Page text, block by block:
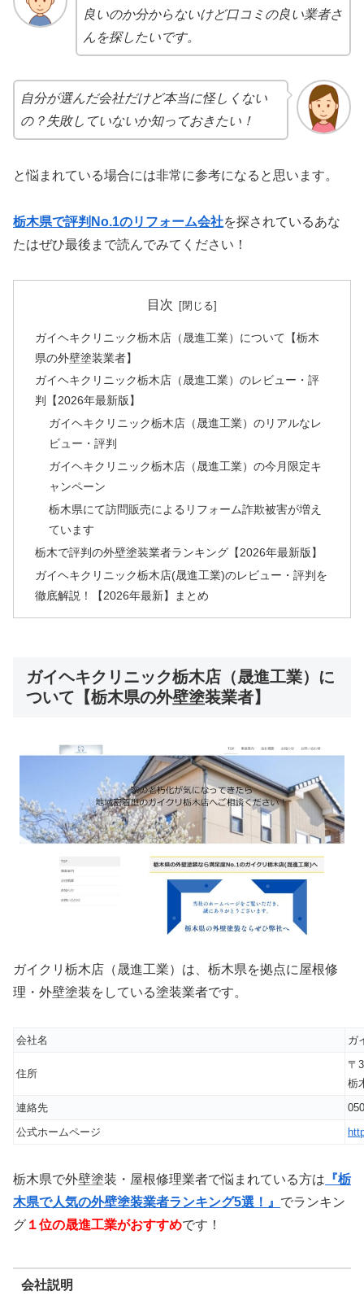
良いのか分からないけど口コミの良い業者さ
んを探したいです。
自分が選んだ会社だけど本当に怪しくない
の？失敗していないか知っておきたい！
と悩まれている場合には非常に参考になると思います。
栃木県で評判No.1のリフォーム会社を探されているあな
たはぜひ最後まで読んでみてください！
目次
ガイヘキクリニック栃木店（晟進工業）について【栃木
県の外壁塗装業者】
ガイヘキクリニック栃木店（晟進工業）のレビュー・評
判【2026年最新版】
ガイヘキクリニック栃木店（晟進工業）のリアルなレ
ビュー・評判
ガイヘキクリニック栃木店（晟進工業）の今月限定キ
ャンペーン
栃木県にて訪問販売によるリフォーム詐欺被害が増え
ています
栃木で評判の外壁塗装業者ランキング【2026年最新版】
ガイヘキクリニック栃木店(晟進工業)のレビュー・評判を
徹底解説！【2026年最新】まとめ
ガイヘキクリニック栃木店（晟進工業）に
ついて【栃木県の外壁塗装業者】
ガイクリ栃木店（晟進工業）は、栃木県を拠点に屋根修
理・外壁塗装をしている塗装業者です。
会社名 ガ
住所
〒
栃
連絡先
公式ホームページ
栃木県で外壁塗装・屋根修理業者で悩まれている方は 『栃
木県で人気の外壁塗装業者ランキング5選！』 でランキン
グ １位の晟進工業がおすすめです！
会社説明